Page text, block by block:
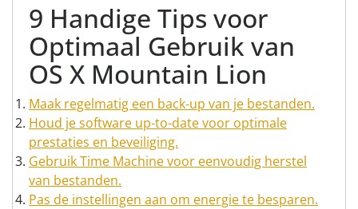
9 Handige Tips voor
Optimaal Gebruik van
OS X Mountain Lion
Maak regelmatig een back-up van je bestanden.
Houd je software up-to-date voor optimale
prestaties en beveiliging.
Gebruik Time Machine voor eenvoudig herstel
van bestanden.
Pas de instellingen aan om energie te besparen.